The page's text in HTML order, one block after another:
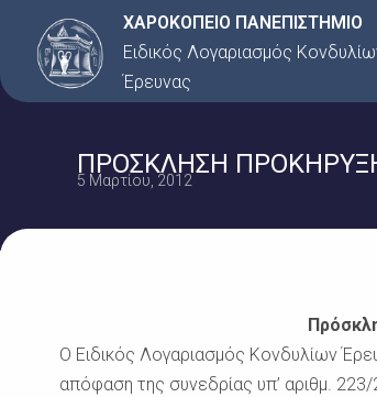
Μετάβαση
περιεχόμενο
ΧΑΡΟΚΟΠΕΙΟ ΠΑΝΕΠΙΣΤΗΜΙΟ
Ειδικός Λογαριασμός
Έρευνας
ΠΡΟΣΚΛΗΣΗ
5 Μαρτίου, 2012
Ο Ειδικός Λογαριασμός Κονδυλίων
απόφαση της συνεδρίας υπ’ αριθμ.